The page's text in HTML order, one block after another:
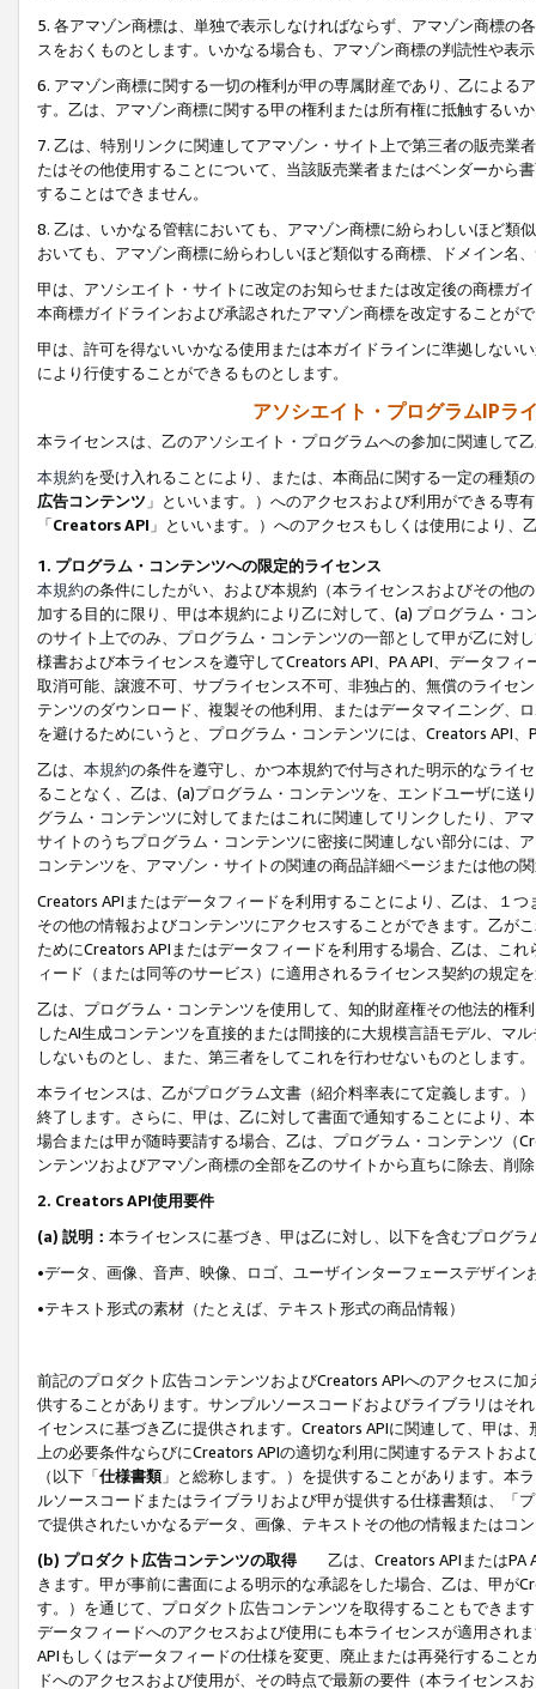
5. 各アマゾン商標は、単独で表示しなければならず、アマゾン商標
スをおくものとします。いかなる場合も、アマゾン商標の判読性や表
6. アマゾン商標に関する一切の権利が甲の専属財産であり、乙による
す。乙は、アマゾン商標に関する甲の権利または所有権に抵触するい
7. 乙は、特別リンクに関連してアマゾン・サイト上で第三者の販売
たはその他使用することについて、当該販売業者またはベンダーから
することはできません。
8. 乙は、いかなる管轄においても、アマゾン商標に紛らわしいほど類
おいても、アマゾン商標に紛らわしいほど類似する商標、ドメイン名
甲は、アソシエイト・サイトに改定のお知らせまたは改定後の商標ガ
本商標ガイドラインおよび承認されたアマゾン商標を改定することが
甲は、許可を得ないいかなる使用または本ガイドラインに準拠しない
により行使することができるものとします。
アソシエイト・プログラムIPラ
本ライセンスは、乙のアソシエイト・プログラムへの参加に関連して
本規約を受け入れることにより、または、本商品に関する一定の種類
広告コンテンツ 」といいます。）へのアクセスおよび利用ができる専
「Creators API 」といいます。）へのアクセスもしくは使用により
1. プログラム・コンテンツへの限定的ライセンス
本規約の条件にしたがい、および本規約（本ライセンスおよびその他
加する目的に限り、甲は本規約により乙に対して、(a) プログラム・
のサイト上でのみ、プログラム・コンテンツの一部として甲が乙に対
様書および本ライセンスを遵守してCreators API、PA API、データフ
取消可能、譲渡不可、サブライセンス不可、非独占的、無償のライセ
テンツのダウンロード、複製その他利用、またはデータマイニング、
を避けるためにいうと、プログラム・コンテンツには、Creators API
乙は、 本規約の条件を遵守し、かつ本規約で付与された明示的なライ
ることなく、乙は、(a)プログラム・コンテンツを、エンドユーザに
グラム・コンテンツに対してまたはこれに関連してリンクしたり、ア
サイトのうちプログラム・コンテンツに密接に関連しない部分には、
コンテンツを、アマゾン・サイトの関連の商品詳細ページまたは他の
Creators APIまたはデータフィードを利用することにより、乙は、１
その他の情報およびコンテンツにアクセスすることができます。乙が
ためにCreators APIまたはデータフィードを利用する場合、乙は、こ
ィード（または同等のサービス）に適用されるライセンス契約の規定
乙は、プログラム・コンテンツを使用して、知的財産権その他法的権
したAI生成コンテンツを直接的または間接的に大規模言語モデル、マ
しないものとし、また、第三者をしてこれを行わせないものとします。
本ライセンスは、乙がプログラム文書（紹介料率表にて定義します。
終了します。さらに、甲は、乙に対して書面で通知することにより、
場合または甲が随時要請する場合、乙は、プログラム・コンテンツ（
ンテンツおよびアマゾン商標の全部を乙のサイトから直ちに除去、削
2. Creators API使用要件
(a) 説明： 本ライセンスに基づき、甲は乙に対し、以下を含むプログ
•データ、画像、音声、映像、ロゴ、ユーザインターフェースデザイ
•テキスト形式の素材（たとえば、テキスト形式の商品情報）
前記のプロダクト広告コンテンツおよびCreators APIへのアクセスに
供することがあります。サンプルソースコードおよびライブラリはそ
イセンスに基づき乙に提供されます。Creators APIに関連して、甲は
上の必要条件ならびにCreators APIの適切な利用に関連するテストお
（以下「仕様書類」と総称します。）を提供することがあります。本
ルソースコードまたはライブラリおよび甲が提供する仕様書類は、「
で提供されたいかなるデータ、画像、テキストその他の情報またはコ
(b) プロダクト広告コンテンツの取得
乙は、Creators APIまたはPA
きます。甲が事前に書面による明示的な承認をした場合、乙は、甲が
す。）を通じて、プロダクト広告コンテンツを取得することもできま
データフィードへのアクセスおよび使用にも本ライセンスが適用され
APIもしくはデータフィードの仕様を変更、廃止または再発行するこ
ドへのアクセスおよび使用が、その時点で最新の要件（本ライセン